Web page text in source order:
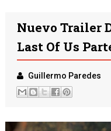
Nuevo Trailer
Last Of Us
Guillermo Paredes